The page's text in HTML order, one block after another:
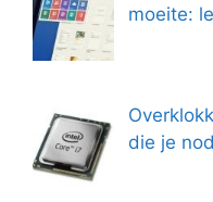
moeite:
die je